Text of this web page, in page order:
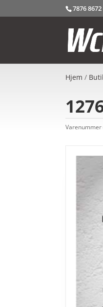
7876 8672
Hjem /
Varenummer